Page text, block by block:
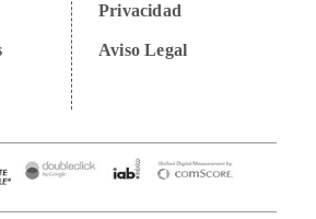
Privacidad
Aviso Legal